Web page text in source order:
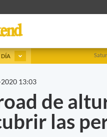
DÍA
13:03
de
las